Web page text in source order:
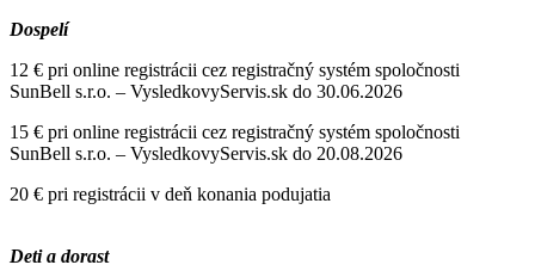
Dospelí
12 € pri online registrácii cez registračný systém spoločnosti
SunBell s.r.o. – VysledkovyServis.sk do 30.06.2026
15 € pri online registrácii cez registračný systém spoločnosti
SunBell s.r.o. – VysledkovyServis.sk do 20.08.2026
20 € pri registrácii v deň konania podujatia
Deti a dorast